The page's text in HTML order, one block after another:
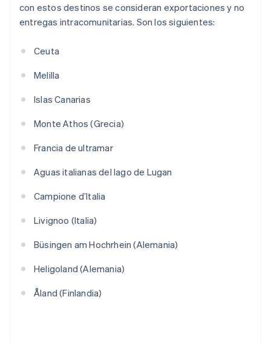
con estos destinos se consideran exportaciones y no
entregas intracomunitarias. Son los siguientes:
Ceuta
Melilla
Islas Canarias
Monte Athos (Grecia)
Francia de ultramar
Aguas italianas del lago de Lugan
Campione d’Italia
Livignoo (Italia)
Büsingen am Hochrhein (Alemania)
Heligoland (Alemania)
Åland (Finlandia)